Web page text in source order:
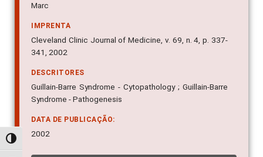
Alternar alto contraste
Marc
IMPRENTA
Cleveland Clinic Journal of Medicine, v. 69, n. 4, p. 337-
341, 2002
DESCRITORES
Guillain-Barre Syndrome - Cytopathology ; Guillain-Barre
Syndrome - Pathogenesis
DATA DE PUBLICAÇÃO:
2002